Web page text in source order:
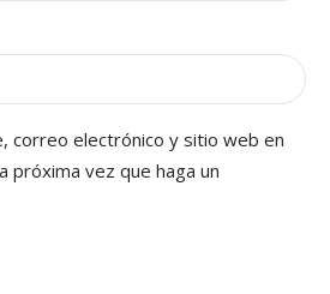
correo electrónico y sitio web en
próxima vez que haga un